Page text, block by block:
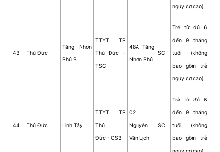
nguy cơ cao)
43 Thủ Đức
Tăng Nhơn
Phú B
TTYT TP
Thủ Đức -
TSC
48A Tăng
Nhơn Phú
SC
Trẻ từ đủ 6
đến 9 tháng
tuổi (không
bao gồm trẻ
nguy cơ cao)
44 Thủ Đức Linh Tây
TTYT TP
Thủ
Đức - CS3
02
Nguyễn
Văn Lịch
SC
Trẻ từ đủ 6
đến 9 tháng
tuổi (không
bao gồm trẻ
nguy cơ cao)